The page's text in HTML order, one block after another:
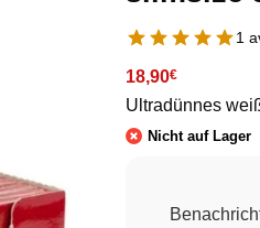
1
18,90€
Ultradünnes
Nicht auf Lager